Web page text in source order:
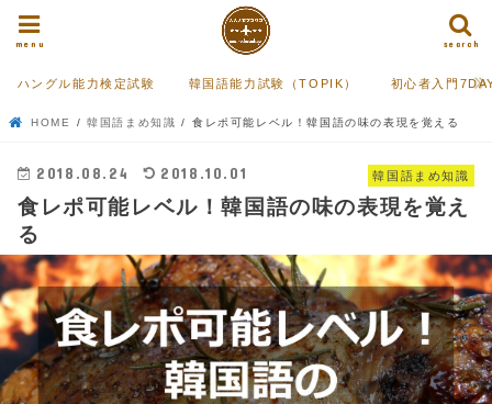
search
menu
ハングル能力検定試験 韓国語能力試験（TOPIK） 初心者入門
HOME 韓国語まめ知識 食レポ可能レベル！韓国語の味の表現を覚える
韓国語まめ知識
2018.08.24 2018.10.01
食レポ可能レベル！韓国語の味の表現を覚え
る